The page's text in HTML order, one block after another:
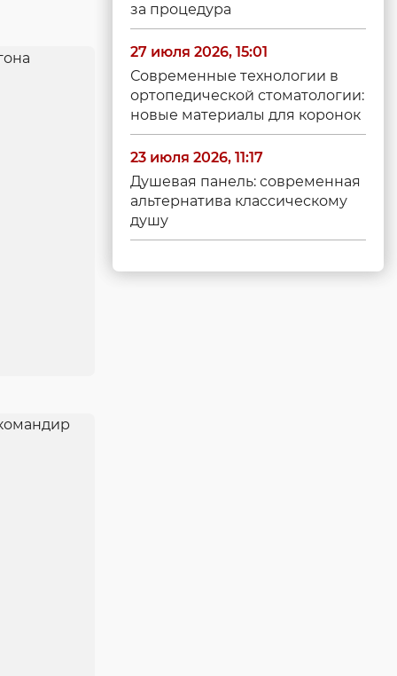
за процедура
27 июля 2026, 15:01
Современные технологии в
ортопедической стоматологии:
новые материалы для коронок
23 июля 2026, 11:17
Душевая панель: современная
альтернатива классическому
душу